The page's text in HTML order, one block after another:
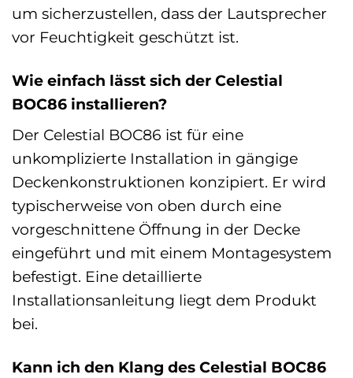
um sicherzustellen, dass der Lautsprecher
vor Feuchtigkeit geschützt ist.
Wie einfach lässt sich der Celestial
BOC86 installieren?
Der Celestial BOC86 ist für eine
unkomplizierte Installation in gängige
Deckenkonstruktionen konzipiert. Er wird
typischerweise von oben durch eine
vorgeschnittene Öffnung in der Decke
eingeführt und mit einem Montagesystem
befestigt. Eine detaillierte
Installationsanleitung liegt dem Produkt
bei.
Kann ich den Klang des Celestial BOC86